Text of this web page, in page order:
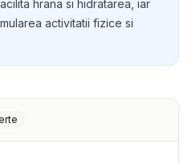
hrana si hidratarea, iar
activitatii fizice si